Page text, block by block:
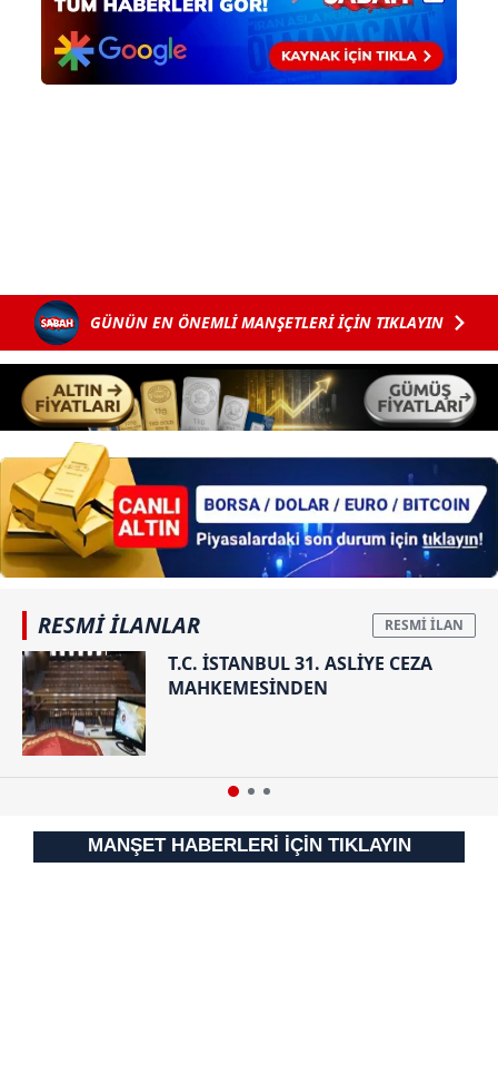
GÜNÜN EN ÖNEMLİ MANŞETLERİ İÇİN TIKLAYIN
RESMİ İLANLAR
T.C. İSTANBUL 31. ASLİYE CEZA
MAHKEMESİNDEN
MANŞET HABERLERİ İÇİN TIKLAYIN